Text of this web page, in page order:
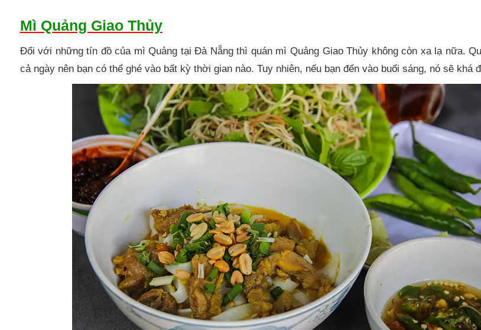
Mì Quảng Giao Thủy
Đối với những tín đồ của mì Quảng tại Đà Nẵng thì quán mì Quảng Giao Thủy không còn xa lạ nữa.
cả ngày nên bạn có thể ghé vào bất kỳ thời gian nào. Tuy nhiên, nếu bạn đến vào buổi sáng, nó sẽ khá